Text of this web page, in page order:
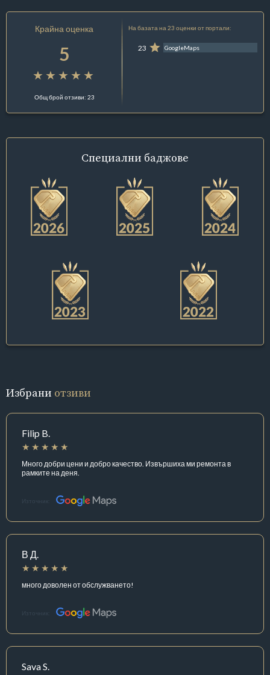
Крайна оценка
5
Общ брой отзиви: 23
На базата на 23 оценки от портали:
23 GoogleMaps
Специални баджове
Избрани отзиви
Filip B.
Много добри цени и добро качество. Извършиха ми ремонта в
рамките на деня.
Източник:
В Д.
много доволен от обслужването!
Източник:
Sava S.